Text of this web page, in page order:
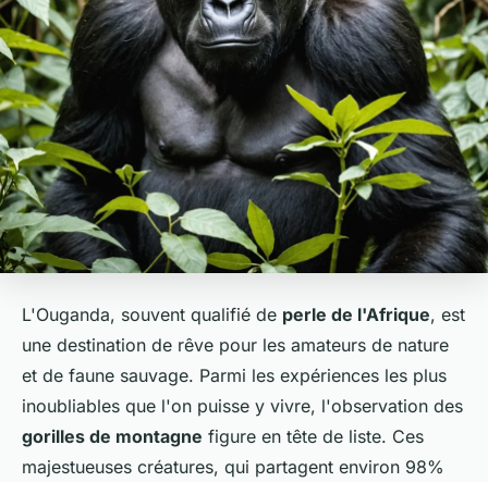
L'Ouganda, souvent qualifié de perle de l'Afrique, est
une destination de rêve pour les amateurs de nature
et de faune sauvage. Parmi les expériences les plus
inoubliables que l'on puisse y vivre, l'observation des
gorilles de montagne figure en tête de liste. Ces
majestueuses créatures, qui partagent environ 98%